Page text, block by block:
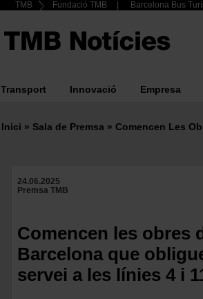
Header
Top
menu
TMB Fundació TMB Barcelona Bus
Main
navigation
Transport Innovació Empresa
Inici Sala de Premsa Comencen Les
24.06.2025
Premsa TMB
Comencen les obres
Barcelona que
servei a les línies 4 i